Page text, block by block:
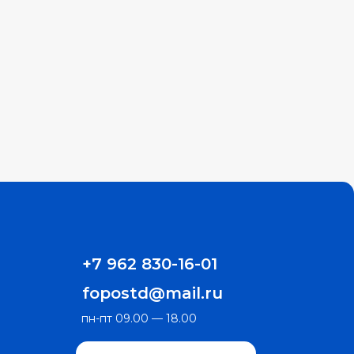
fopostd@mail.ru
+7 962 830-16-01
пн-пт 09.00 — 18.00